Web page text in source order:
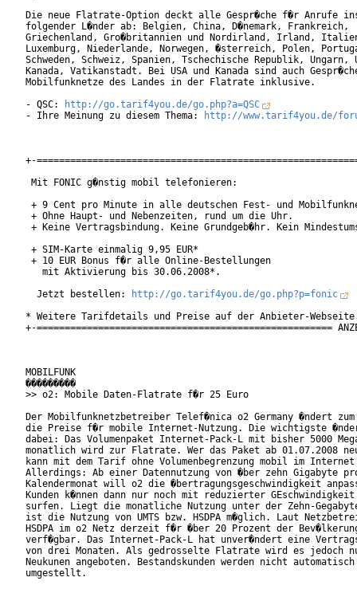
Die neue Flatrate-Option deckt alle Gespr�che f�r Anrufe
folgender L�nder ab: Belgien, China, D�nemark, Frankreich,
Griechenland, Gro�britannien und Nordirland, Irland,
Luxemburg, Niederlande, Norwegen, �sterreich, Polen,
Schweden, Schweiz, Spanien, Tschechische Republik, Ungarn,
Kanada, Vatikanstadt. Bei USA und Kanada sind auch
Mobilfunknetze des Landes in der Flatrate inklusive.
- QSC:
http://go.tarif4you.de/go.php?a=QSC
- Ihre Meinung zu diesem Thema:
http://www.tarif4you.de/
+-
Mit FONIC g�nstig mobil telefonieren:
+ 9 Cent pro Minute in alle deutschen Fest- und
+ Ohne Haupt- und Nebenzeiten, rund um die Uhr.
+ Keine Vertragsbindung. Keine Grundgeb�hr. Kein
+ SIM-Karte einmalig 9,95 EUR*
+ 10 EUR Bonus f�r alle Online-Bestellungen
   mit Aktivierung bis 30.06.2008*.
  Jetzt bestellen:
http://go.tarif4you.de/go.php?p=fonic
* Weitere Tarifdetails und Preise auf der Anbieter-Webseite
+-=====================================================
MOBILFUNK
���������
>> o2: Mobile Daten-Flatrate f�r 25 Euro
Der Mobilfunknetzbetreiber Telef�nica o2 Germany �ndert
die Preise f�r mobile Internet-Nutzung. Die wichtigste
dabei: Das Volumenpaket Internet-Pack-L mit bisher 5000
monatlich wird zur Flatrate. Wer das Paket ab 01.07.2008
kann mit dem Tarif ohne Volumenbegrenzung mobil im
Allerdings: Ab einer Datennutzung von �ber zehn Gigabyte
Kalendermonat will o2 die �bertragungsgeschwindigkeit
Kunden k�nnen dann nur noch mit reduzierter
surfen. Liegt die monatliche Nutzung unter der Zehn-
ist die Nutzung von UMTS bzw. HSDPA m�glich. Laut
HSDPA im o2 Netz derzeit f�r �ber 20 Prozent der
verf�gbar. Das Internet-Pack-L hat unver�ndert eine
von drei Monaten. Als gedrosselte Flatrate wird es jedoch
Neukunen angeboten. Bestandskunden werden nicht automatisch
umgestellt.